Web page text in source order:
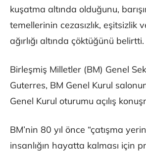
kuşatma altında olduğunu,
temellerinin cezasızlık, eşitsizlik
ağırlığı altında çöktüğünü belirtti.
Birleşmiş Milletler (BM) Genel
Guterres, BM Genel Kurul
Genel Kurul oturumu açılış
BM’nin 80 yıl önce “çatışma
insanlığın hayatta kalması için